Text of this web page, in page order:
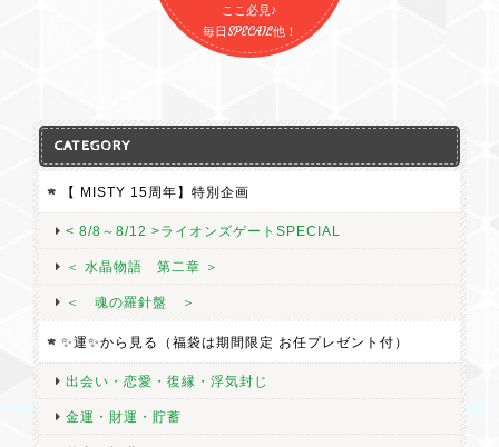
本日届きました✨本当に可愛くて気に入りました♥綺麗な色でうっ
とりしちゃいます☺♥ ギフトも最高に可愛くて早速つけます! あり
がとうございました🙏✨ また機会ありましたら宜しくお願いしま
2026/07/31
とっても安心できるショップさんです 丁寧なメールのやり取り、
配慮に感謝致します アンバーは映画ジュラシックパークの印象が
ます ありがとうございました
ここ必見♪
毎日SPECAIL他！
CATEGORY
【 MISTY 15周年】特別企画
< 8/8～8/12 >ライオンズゲートSPECIAL
＜ 水晶物語 第二章 ＞
＜ 魂の羅針盤 ＞
✨運✨から見る（福袋は期間限定 お任プレゼント付）
出会い・恋愛・復縁・浮気封じ
金運・財運・貯蓄